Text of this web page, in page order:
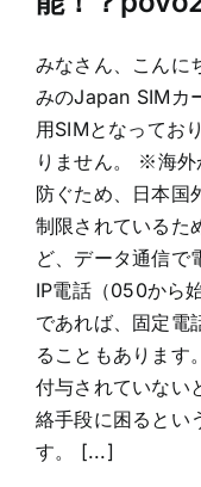
みなさん、こんに
みのJapan SIMカ
用SIMとなってお
りません。 ※海外
防ぐため、日本国
制限されているた
ど、データ通信で
IP電話（050から
であれば、固定電
ることもあります
付与されていない
絡手段に困るとい
す。 [...]